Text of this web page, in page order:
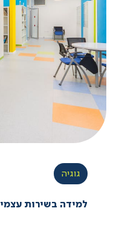
גוגיה
למידה בשירות עצמי